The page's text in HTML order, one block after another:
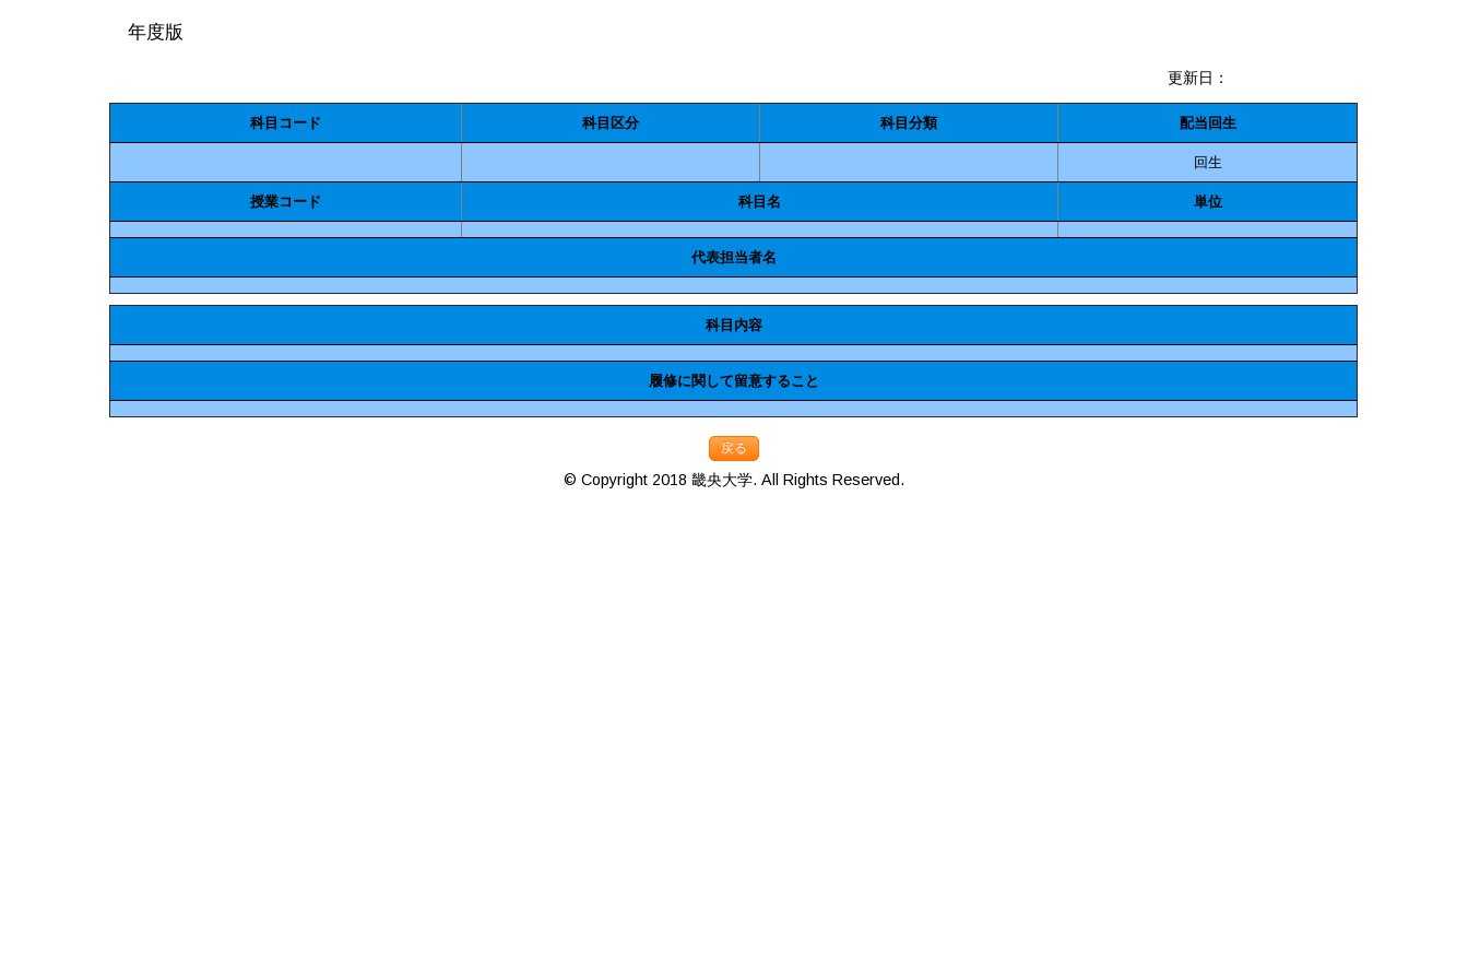
年度版
更新日：
科目コード 科目区分 科目分類 配当回生
回生
授業コード 科目名 単位
代表担当者名
科目内容
履修に関して留意すること
戻る
© Copyright 2018 畿央大学. All Rights Reserved.